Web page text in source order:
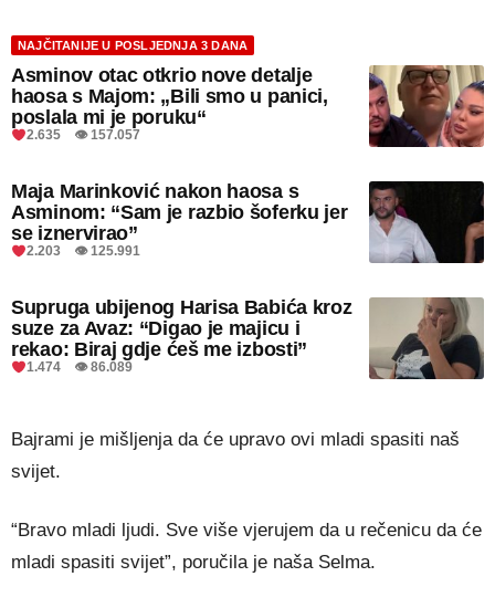
NAJČITANIJE U POSLJEDNJA 3 DANA
Asminov otac otkrio nove detalje
haosa s Majom: „Bili smo u panici,
poslala mi je poruku“
2.635 👁 157.057
Maja Marinković nakon haosa s
Asminom: “Sam je razbio šoferku jer
se iznervirao”
2.203 👁 125.991
Supruga ubijenog Harisa Babića kroz
suze za Avaz: “Digao je majicu i
rekao: Biraj gdje ćeš me izbosti”
1.474 👁 86.089
Bajrami je mišljenja da će upravo ovi mladi spasiti naš
svijet.
“Bravo mladi ljudi. Sve više vjerujem da u rečenicu da će
mladi spasiti svijet”, poručila je naša Selma.